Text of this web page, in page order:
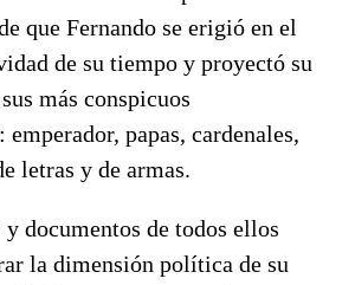
que Fernando se erigió en el
de su tiempo y proyectó su
más conspicuos
emperador, papas, cardenales,
letras y de armas.
documentos de todos ellos
la dimensión política de su